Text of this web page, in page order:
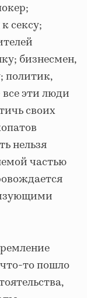
сексу;
бизнесмен,
политик,
эти люди
своих
нельзя
частью
что-то пошло